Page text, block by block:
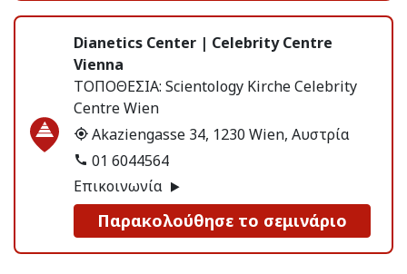
Dianetics Center | Celebrity Centre
Vienna
ΤΟΠΟΘΕΣΙΑ: Scientology Kirche Celebrity
Centre Wien
Akaziengasse 34, 1230 Wien, Αυστρία
01 6044564
Επικοινωνία
Παρακολούθησε το σεμινάριο